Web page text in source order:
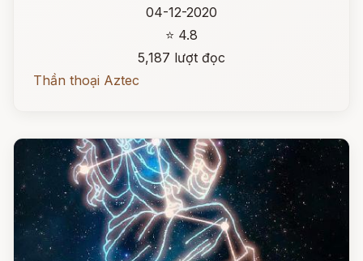
04-12-2020
⭐ 4.8
5,187 lượt đọc
Thần thoại Aztec